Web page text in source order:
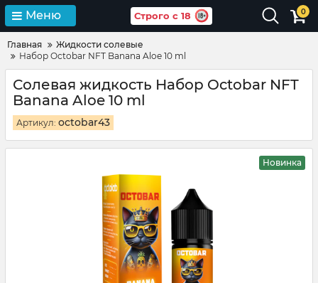
Меню Строго с 18 0
Главная
Жидкости солевые
Набор Octobar NFT Banana Aloe 10 ml
Солевая жидкость Набор Octobar NFT
Banana Aloe 10 ml
Артикул: octobar43
Новинка